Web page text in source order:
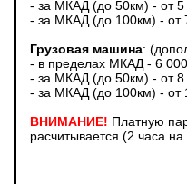
- за МКАД (до 50км) - от 5
- за МКАД (до 100км) - от
Грузовая машина:
- в пределах МКАД - 6
- за МКАД (до 50км) - от 8
- за МКАД (до 100км) - от
ВНИМАНИЕ! Платную
расчитывается (2 часа